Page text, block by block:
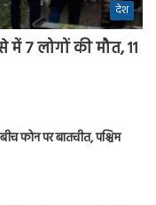
देश
7 लोगों की मौत, 11
फोन पर बातचीत, पश्चिम